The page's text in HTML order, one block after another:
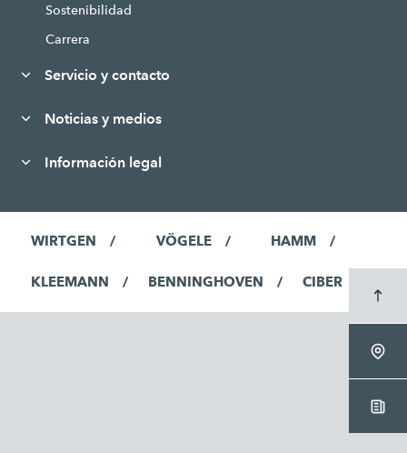
Sostenibilidad
Carrera
Servicio y contacto
Noticias y medios
Información legal
WIRTGEN VÖGELE HAMM
KLEEMANN BENNINGHOVEN CIBER